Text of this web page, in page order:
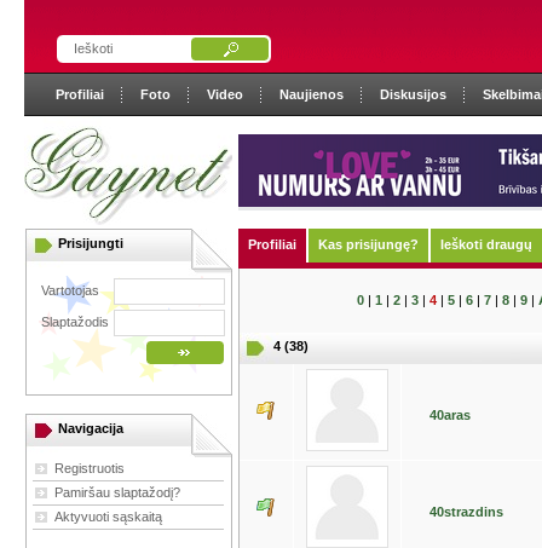
Profiliai Foto Video Naujienos Diskusijos
Prisijungti
Vartotojas
Slaptažodis
Navigacija
Registruotis
Pamiršau slaptažodį?
Aktyvuoti sąskaitą
Profiliai Kas prisijungę? Ieškoti draugų
0| 1 | 2| 3| 4| 5| 6| 7| 8| 9|
4 (38)
40aras
40strazdins